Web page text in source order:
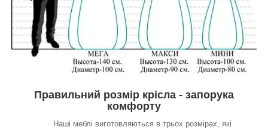
Правильний розмір крісла - запорука
комфорту
Наші меблі виготовляються в трьох розмірах, які